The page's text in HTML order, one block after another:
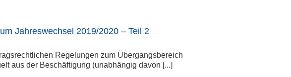
Jahreswechsel 2019/2020 – Teil 2
Regelungen zum Übergangsbereich
aus der Beschäftigung (unabhängig davon [...]